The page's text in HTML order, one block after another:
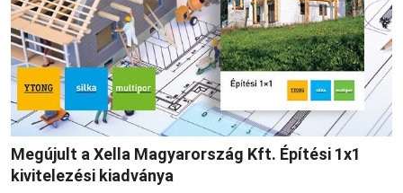
Megújult a Xella Magyarország Kft. Építési 1x1
kivitelezési kiadványa